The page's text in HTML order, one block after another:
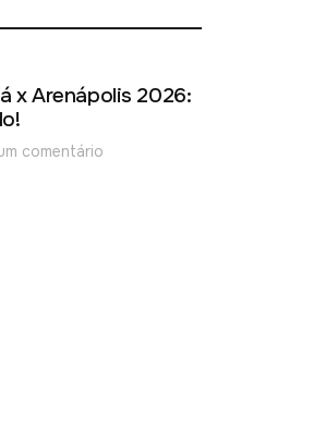
x Arenápolis 2026:
comentário